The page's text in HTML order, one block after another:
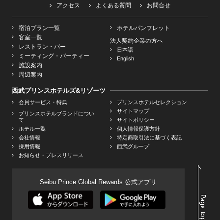
アクセス よくある質問 お問合せ
宿泊プラン一覧
客室一覧
レストラン・バー
ミーティング・パーティー
施設案内
周辺案内
ホテルパンフレット
法人契約企業の方へ
日本語
English
西武プリンスホテルズ&リゾーツ
会員サービス・特典
プリンスホテルブランドについ
て
ホテル一覧
会社情報
採用情報
お知らせ・プレスリリース
プリンスホテルセレクション
サイトマップ
サイトポリシー
個人情報保護方針
特定商取引法に基づく表記
西武グループ
Seibu Prince Global Rewards 公式アプリ